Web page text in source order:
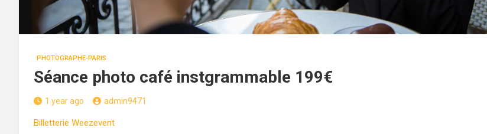
PHOTOGRAPHE-PARIS
Séance photo café instgrammable 199€
1 year ago admin9471
Billetterie Weezevent